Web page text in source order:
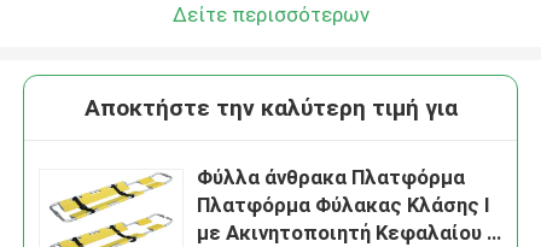
Δείτε περισσότερων
Αποκτήστε την καλύτερη τιμή για
Φύλλα άνθρακα Πλατφόρμα
Πλατφόρμα Φύλακας Κλάσης Ι
με Ακινητοποιητή Κεφαλαίου /